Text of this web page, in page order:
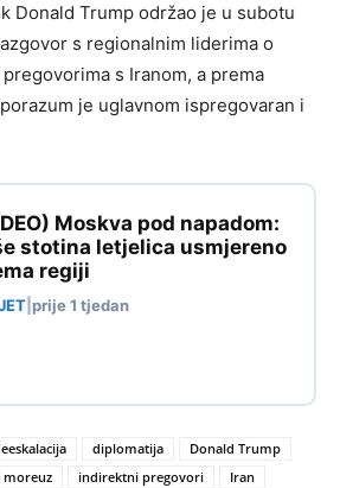
Donald Trump održao je u subotu
s regionalnim liderima o
s Iranom, a prema
je uglavnom ispregovaran i
Moskva pod napadom:
stotina letjelica usmjereno
regiji
prije 1 tjedan
diplomatija
Donald Trump
moreuz indirektni pregovori
Iran